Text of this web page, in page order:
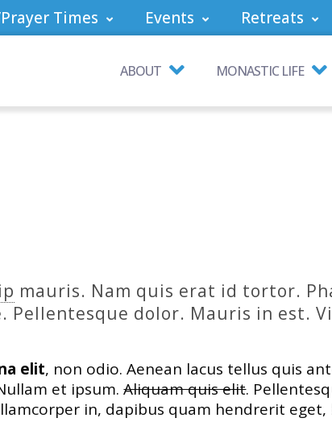
Times Events Retreats
ABOUT MONASTIC LIFE
mauris. Nam quis erat id tortor.
dolor. Mauris in est.
elit, non odio. Aenean lacus tellus quis
et ipsum.Aliquam quis elit.
in, dapibus quam hendrerit